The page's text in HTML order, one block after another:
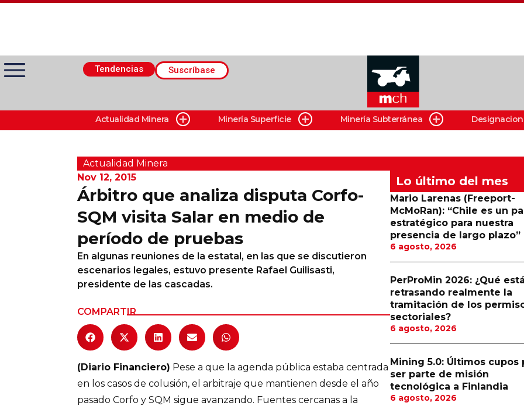
Tendencias Suscríbase
Actualidad Minera
Minería Superficie
Minerí­a Subterránea
Columnas de Opinión
Calendario de Eventos
Actualidad Minera Minería Superficie Minería Subterránea
Actualidad Minera
Nov 12, 2015
Árbitro que analiza disputa Corfo-
SQM visita Salar en medio de
período de pruebas
En algunas reuniones de la estatal, en las que se discutieron
escenarios legales, estuvo presente Rafael Guilisasti,
presidente de las cascadas.
COMPARTIR
(Diario Financiero) Pese a que la agenda pública estaba centrada
en los casos de colusión, el arbitraje que mantienen desde el año
pasado Corfo y SQM sigue avanzando. Fuentes cercanas a la
Lo último del mes
Mario Larenas (Freeport-
McMoRan): “Chile es un
estratégico para nuestra
presencia de largo plazo”
6 agosto, 2026
PerProMin 2026: ¿Qué
retrasando realmente la
tramitación de los
sectoriales?
6 agosto, 2026
Mining 5.0: Últimos cupos
ser parte de misión
tecnológica a Finlandia
6 agosto, 2026